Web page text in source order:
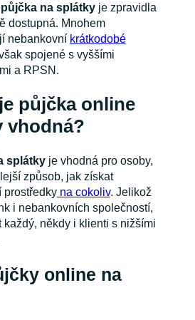
na splátkyje zpravidla
dostupná. Mnohem
nebankovní krátkodobé
spojené s vyššími
a RPSN.
půjčka online
vhodná?
splátkyje vhodná pro osoby,
způsob, jak získat
prostředkyna cokoliv. Jelikož
i nebankovních společností,
každý, někdy i klienti s nižšími
online na